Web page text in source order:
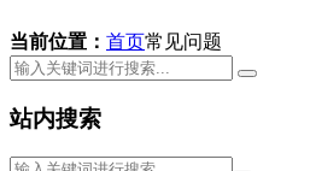
当前位置： 首页常见问题
站内搜索